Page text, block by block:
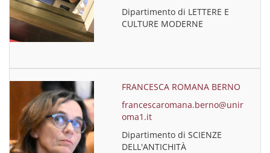
Dipartimento di LETTERE E
CULTURE MODERNE
FRANCESCA ROMANA BERNO
francescaromana.berno@unir
oma1.it
Dipartimento di SCIENZE
DELL'ANTICHITÀ